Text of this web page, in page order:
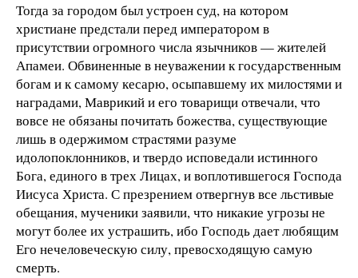
Тогда за городом был устроен суд, на котором
христиане предстали перед императором в
присутствии огромного чис­ла язычников — жителей
Апамеи. Обвиненные в неуважении к государственным
богам и к самому кесарю, осыпавшему их милостями и
наградами, Маврикий и его товарищи отвеча­ли, что
вовсе не обязаны почитать божества, существующие
лишь в одержимом страстями разуме
идолопоклонников, и твердо исповедали истинного
Бога, единого в трех Лицах, и воплотившегося Господа
Иисуса Христа. С презрением от­вергнув все льстивые
обещания, мученики заявили, что ни­какие угрозы не
могут более их устрашить, ибо Господь дает любящим
Его нечеловеческую силу, превосходящую самую
смерть.